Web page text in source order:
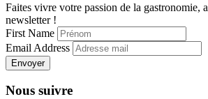
Faites vivre votre passion de la gastronomie,
newsletter !
First Name
Email Address
Envoyer
Nous suivre